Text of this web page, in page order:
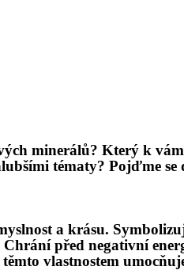
minerálů? Který k v
tématy? Pojďme se
a krásu.
Chrání před negativní
vlastnostem